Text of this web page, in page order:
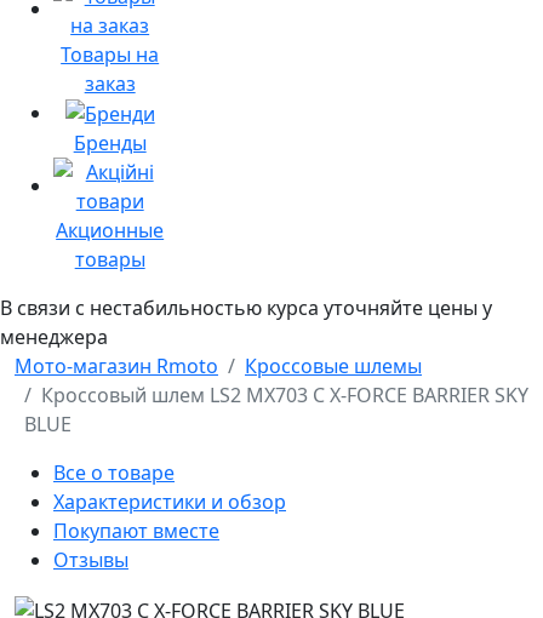
Товары на
заказ
Бренды
Акционные
товары
В связи с нестабильностью курса уточняйте цены у
менеджера
Мото-магазин Rmoto
Кроссовые шлемы
Кроссовый шлем LS2 MX703 C X-FORCE BARRIER SKY
BLUE
Все о товаре
Характеристики и обзор
Покупают вместе
Отзывы